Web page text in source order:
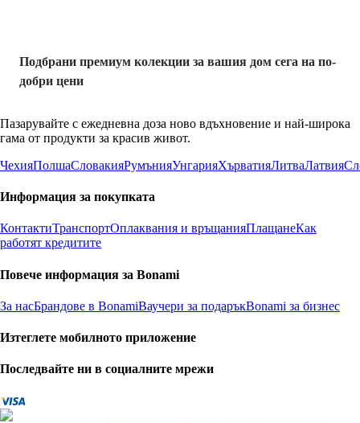
Подбрани премиум колекции за вашия дом сега на по-
добри цени
Пазарувайте с ежедневна доза ново вдъхновение и най-широка
гама от продукти за красив живот.
ЧехияПолшаСловакияРумънияУнгарияХърватияЛитваЛатвия
Информация за покупката
КонтактиТранспортОплаквания и връщанияПлащанеКак
работят кредитите
Повече информация за Bonami
За насБрандове в BonamiВаучери за подаръкBonami за бизнес
Изтеглете мобилното приложение
Последвайте ни в социалните мрежи